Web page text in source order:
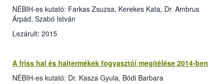
NÉBIH-es kutató: Farkas Zsuzsa, Kerekes Kata, Dr. Ambrus
Árpád, Szabó István
Lezárult: 2015
A friss hal és haltermékek fogyasztói megítélése 2014-ben
NÉBIH-es kutató: Dr. Kasza Gyula, Bódi Barbara